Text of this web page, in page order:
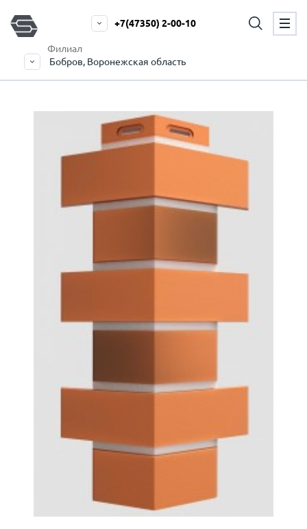
Филиал
Бобров, Воронежская область
+7(47350) 2-00-10